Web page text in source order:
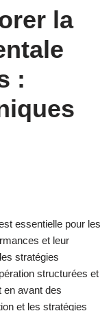
la
:
essentielle pour les
et leur
stratégies
structurées et
en avant des
et les stratégies